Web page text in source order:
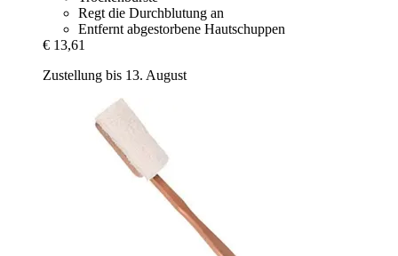
Regt die Durchblutung an
Entfernt abgestorbene Hautschuppen
€ 13,61
Zustellung bis 13. August